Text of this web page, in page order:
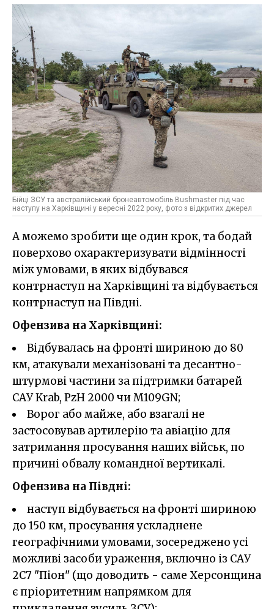
Бійці ЗСУ та австралійський бронеавтомобіль Bushmaster під час
наступу на Харківщині у вересні 2022 року, фото з відкритих джерел
А можемо зробити ще один крок, та бодай
поверхово охарактеризувати відмінності
між умовами, в яких відбувався
контрнаступ на Харківщині та відбувається
контрнаступ на Півдні.
Офензива на Харківщині:
Відбувалась на фронті шириною до 80
км, атакували механізовані та десантно-
штурмові частини за підтримки батарей
САУ Krab, PzH 2000 чи M109GN;
Ворог або майже, або взагалі не
застосовував артилерію та авіацію для
затримання просування наших військ, по
причині обвалу командної вертикалі.
Офензива на Півдні:
наступ відбувається на фронті шириною
до 150 км, просування ускладнене
географічними умовами, зосереджено усі
можливі засоби ураження, включно із САУ
2С7 "Піон" (що доводить - саме Херсонщина
є пріоритетним напрямком для